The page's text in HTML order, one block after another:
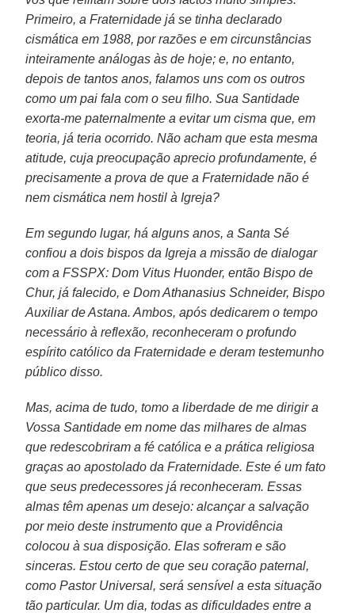
Primeiro, a Fraternidade já se tinha declarado
cismática em 1988, por razões e em circunstâncias
inteiramente análogas às de hoje; e, no entanto,
depois de tantos anos, falamos uns com os outros
como um pai fala com o seu filho. Sua Santidade
exorta-me paternalmente a evitar um cisma que, em
teoria, já teria ocorrido. Não acham que esta mesma
atitude, cuja preocupação aprecio profundamente, é
precisamente a prova de que a Fraternidade não é
nem cismática nem hostil à Igreja?
Em segundo lugar, há alguns anos, a Santa Sé
confiou a dois bispos da Igreja a missão de dialogar
com a FSSPX: Dom Vitus Huonder, então Bispo de
Chur, já falecido, e Dom Athanasius Schneider, Bispo
Auxiliar de Astana. Ambos, após dedicarem o tempo
necessário à reflexão, reconheceram o profundo
espírito católico da Fraternidade e deram testemunho
público disso.
Mas, acima de tudo, tomo a liberdade de me dirigir a
Vossa Santidade em nome das milhares de almas
que redescobriram a fé católica e a prática religiosa
graças ao apostolado da Fraternidade. Este é um fato
que seus predecessores já reconheceram. Essas
almas têm apenas um desejo: alcançar a salvação
por meio deste instrumento que a Providência
colocou à sua disposição. Elas sofreram e são
sinceras. Estou certo de que seu coração paternal,
como Pastor Universal, será sensível a esta situação
tão particular. Um dia, todas as dificuldades entre a